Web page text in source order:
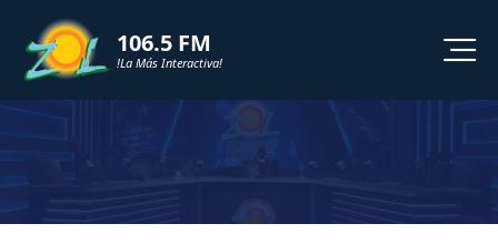
106.5 FM
!La Más Interactiva!